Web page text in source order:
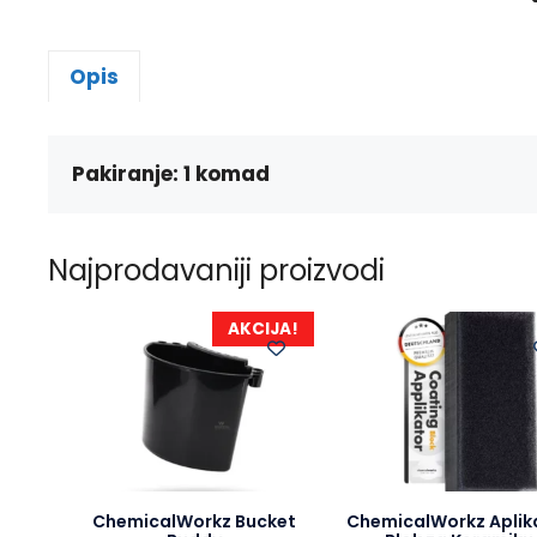
Opis
Pakiranje: 1 komad
Najprodavaniji proizvodi
AKCIJA!
ChemicalWorkz Bucket
ChemicalWorkz